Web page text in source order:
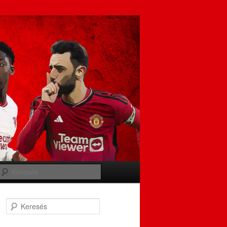
Keresés